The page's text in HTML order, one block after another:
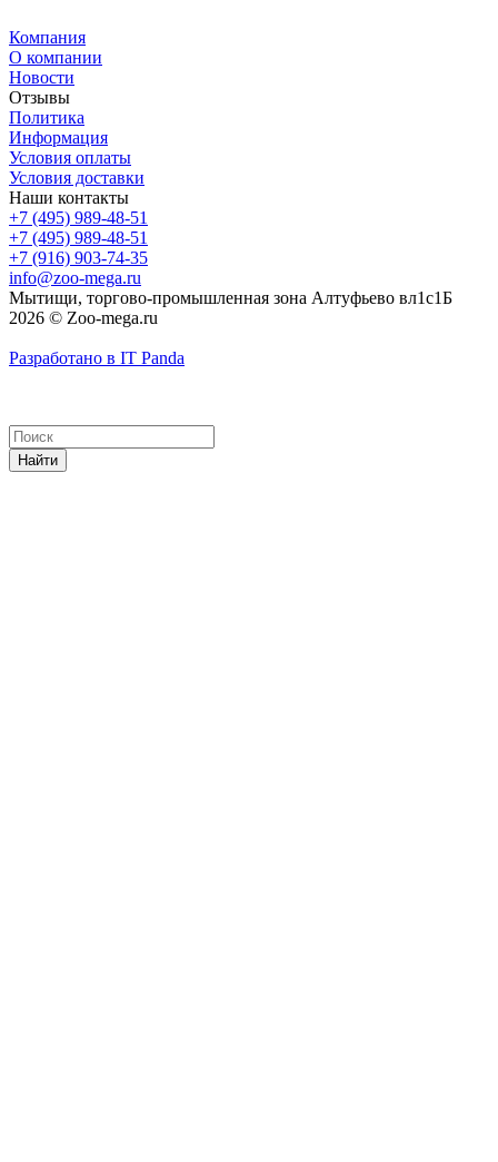
Компания
О компании
Новости
Отзывы
Политика
Информация
Условия оплаты
Условия доставки
Наши контакты
+7 (495) 989-48-51
+7 (495) 989-48-51
+7 (916) 903-74-35
info@zoo-mega.ru
Мытищи, торгово-промышленная зона Алтуфьево вл1с1Б
2026 © Zoo-mega.ru
Разработано в IT Panda
Найти